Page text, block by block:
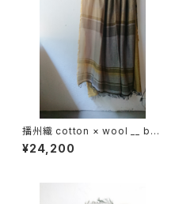
播州織 cotton × wool __ bor
der 220-120 花灯路GK
¥24,200